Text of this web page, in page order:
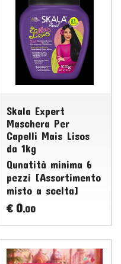
Skala Expert
Maschera Per
Capelli Mais Lisos
da 1kg
Qunatità minima 6
pezzi [Assortimento
misto a scelta]
€ 0,00